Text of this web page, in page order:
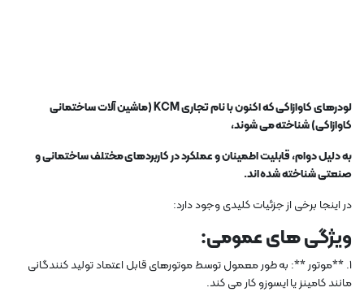
لودرهای کاوازاکی که اکنون با نام تجاری KCM (ماشین آلات ساختمانی
کاوازاکی) شناخته می شوند،
به دلیل دوام، قابلیت اطمینان و عملکرد در کاربردهای مختلف ساختمانی و
صنعتی شناخته شده اند.
در اینجا برخی از جزئیات کلیدی وجود دارد:
ویژگی های عمومی:
1. **موتور **: به طور معمول توسط موتورهای قابل اعتماد تولید کنندگانی
مانند کامینز یا ایسوزو کار می کند.